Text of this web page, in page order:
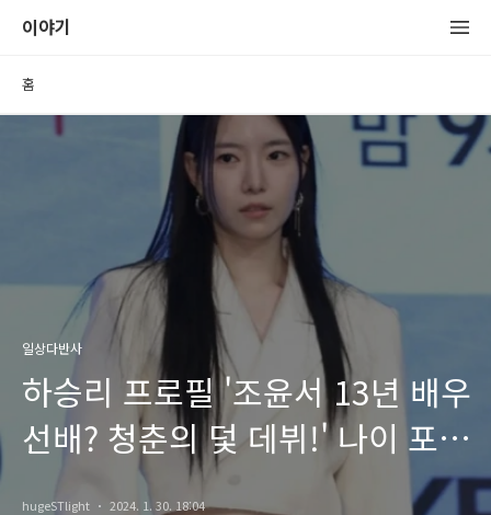
이야기
홈
일상다반사
하승리 프로필 '조윤서 13년 배우
선배? 청춘의 덫 데뷔!' 나이 포토
최근영상 작품활동 필모그래피
hugeSTlight 2024. 1. 30. 18:04